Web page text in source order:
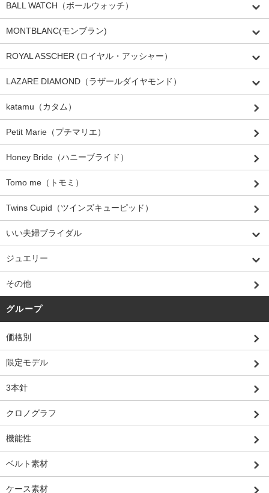
BALL WATCH（ボールウォッチ）
MONTBLANC(モンブラン)
ROYAL ASSCHER (ロイヤル・アッシャー）
LAZARE DIAMOND（ラザールダイヤモンド）
katamu（カタム）
Petit Marie（プチマリエ）
Honey Bride（ハニーブライド）
Tomo me（トモミ）
Twins Cupid（ツインズキューピッド）
いい夫婦ブライダル
ジュエリー
その他
グループ
価格別
限定モデル
3本針
クロノグラフ
機能性
ベルト素材
ケース素材